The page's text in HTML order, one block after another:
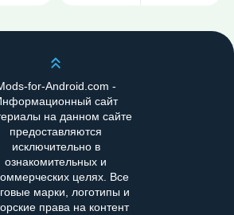
Scroll up
for-Android.com -
сайт
на данном сайте
предоставляются
исключительно в
ознакомительных и
целях. Все
марки, логотипы и
права на контент